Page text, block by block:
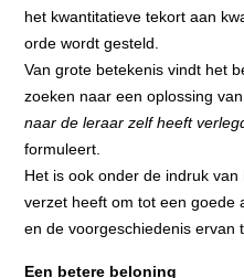
het kwantitatieve tekort aan
orde wordt gesteld.
Van grote betekenis vindt het
zoeken naar een oplossing
naar de leraar zelf heeft
formuleert.
Het is ook onder de indruk
verzet heeft om tot een goede
en de voorgeschiedenis ervan
Een betere beloning